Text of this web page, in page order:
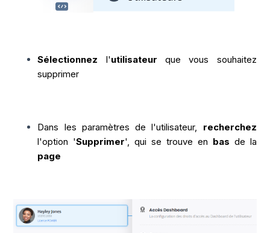
Sélectionnez l'utilisateur que vous souhaitez
supprimer
Dans les paramètres de l'utilisateur, recherchez
l'option 'Supprimer', qui se trouve en bas de la
page